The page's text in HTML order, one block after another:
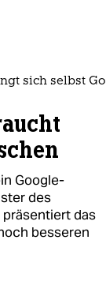
sich selbst Go
Google-
des
präsentiert das
besseren